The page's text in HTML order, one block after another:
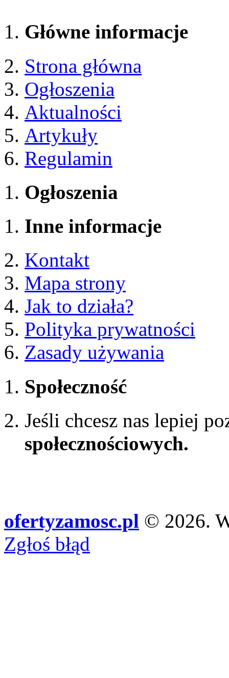
Główne informacje
Strona główna
Ogłoszenia
Aktualności
Artykuły
Regulamin
Ogłoszenia
Inne informacje
Kontakt
Mapa strony
Jak to działa?
Polityka prywatności
Zasady używania
Społeczność
Jeśli chcesz nas lepiej
społecznościowych.
ofertyzamosc.pl © 2026.
Zgłoś błąd